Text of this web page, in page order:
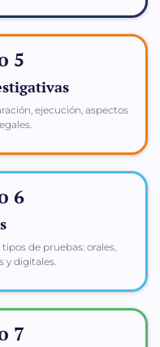
5
ejecución, aspectos
6
de pruebas: orales,
y digitales.
7